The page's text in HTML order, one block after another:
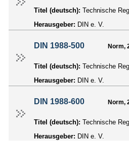
Titel (deutsch): Technische
Herausgeber: DIN e. V.
DIN 1988-500 Norm,
Titel (deutsch): Technische
Herausgeber: DIN e. V.
DIN 1988-600 Norm,
Titel (deutsch): Technische
Herausgeber: DIN e. V.